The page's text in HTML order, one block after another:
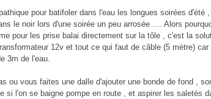
pour batifoler dans l'eau les longues soirées d'été
le noir lors d'une soirée un peu arrosée .... Alors
pour les prise balai directement sur la tôle , c'est la
12v et tout ce qui faut de câble (5 mètre) car
3m de l'eau.
ou vous faites une dalle d'ajouter une bonde de fond ,
si l'on se baigne pompe en route , et aspirer les saletés